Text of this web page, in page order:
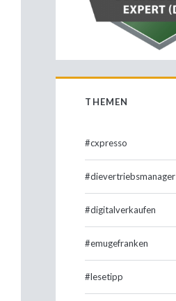
THEMEN
#cxpresso
#dievertriebsmanager
#digitalverkaufen
#emugefranken
#lesetipp